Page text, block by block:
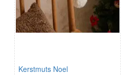
Kerstmuts Noel